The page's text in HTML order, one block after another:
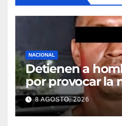
NACIONAL
Detienen a
por provocar la
adulto mayor
8 AGOSTO, 2026